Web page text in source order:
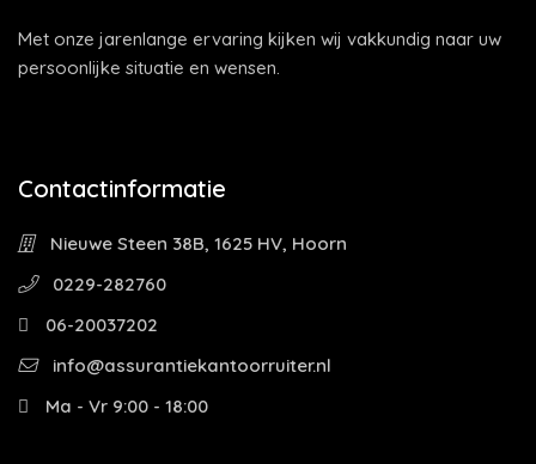
Met onze jarenlange ervaring kijken wij vakkundig naar uw
persoonlijke situatie en wensen.
Contactinformatie
Nieuwe Steen 38B, 1625 HV, Hoorn
0229-282760
06-20037202
info@assurantiekantoorruiter.nl
Ma - Vr 9:00 - 18:00